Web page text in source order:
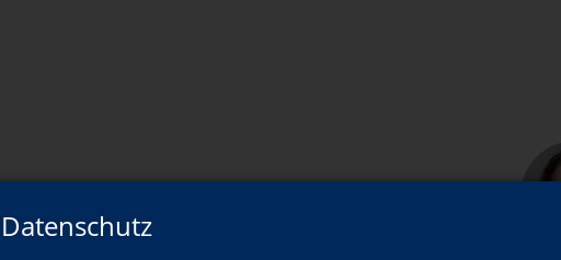
Datenschutz